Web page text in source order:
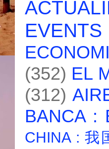
(352) EL
(312)
BANCA :
CHINA : 我